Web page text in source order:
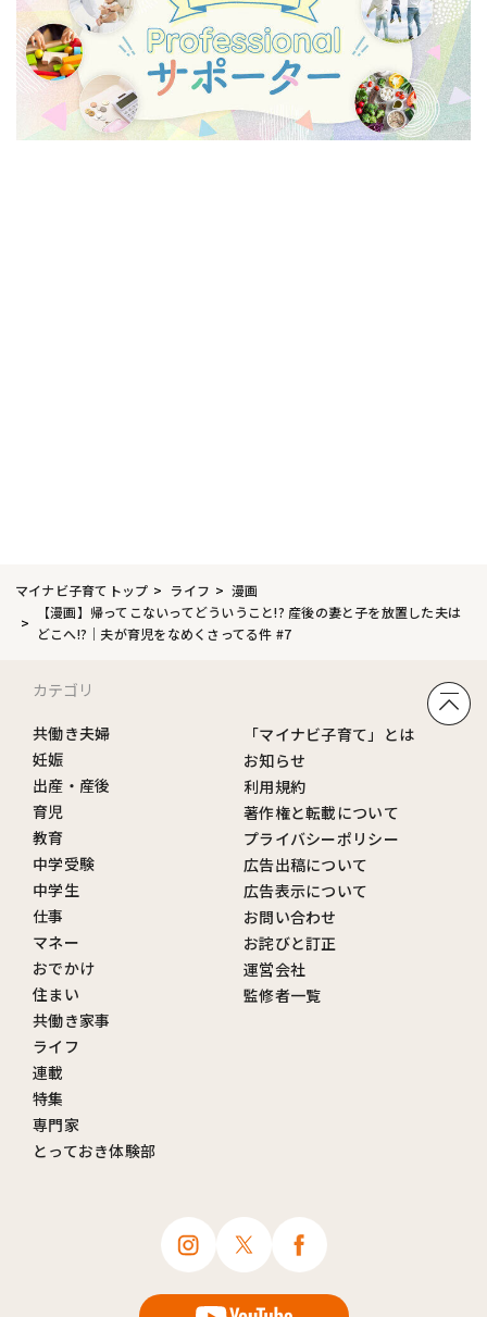
マイナビ子育てトップ ライフ
漫画
【漫画】帰ってこないってどういうこと!? 産後の妻と子を放置した夫は
どこへ!?｜夫が育児をなめくさってる件 #7
カテゴリ
共働き夫婦
妊娠
出産・産後
育児
教育
中学受験
中学生
仕事
マネー
おでかけ
住まい
共働き家事
ライフ
連載
特集
専門家
とっておき体験部
「マイナビ子育て」とは
お知らせ
利用規約
著作権と転載について
プライバシーポリシー
広告出稿について
広告表示について
お問い合わせ
お詫びと訂正
運営会社
監修者一覧